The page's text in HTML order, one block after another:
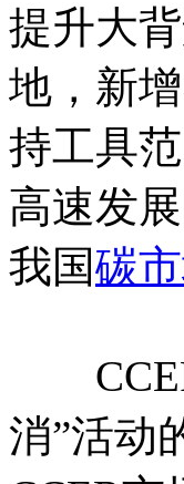
提升大
地，新
持工具
高速发
我国碳
CCER
消”活动